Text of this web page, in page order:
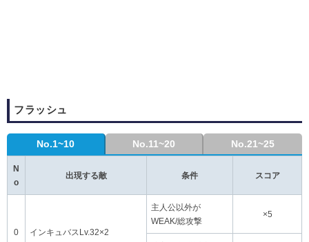
フラッシュ
No.1~10 No.11~20 No.21~25
N
o
出現する敵 条件 スコア
0
インキュバスLv.32×2
主人公以外が
WEAK/総攻撃
×5